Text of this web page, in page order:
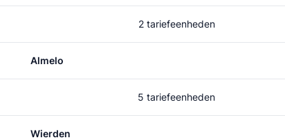
2 tariefeenheden
Almelo
5 tariefeenheden
Wierden